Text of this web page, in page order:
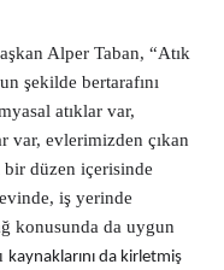
Alper Taban, “Atık
şekilde bertarafını
atıklar var,
var, evlerimizden çıkan
düzen içerisinde
iş yerinde
konusunda da uygun
kaynaklarını da kirletmiş